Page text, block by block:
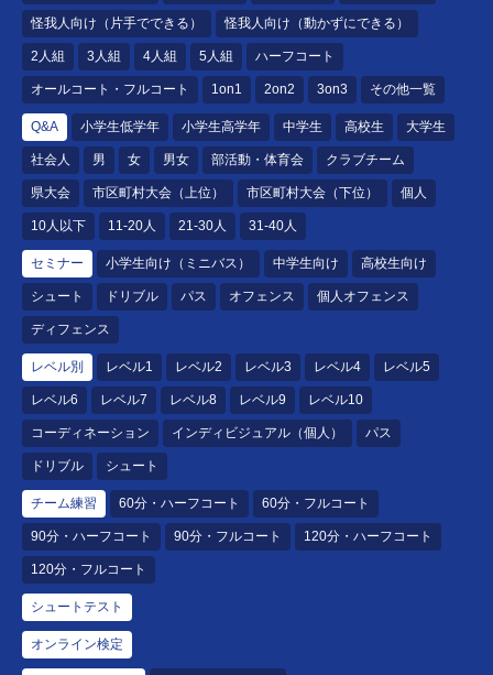
怪我人向け（片手でできる） 怪我人向け（動かずにできる）
2人組 3人組 4人組 5人組 ハーフコート
オールコート・フルコート 1on1 2on2 3on3 その他一覧
Q&A 小学生低学年 小学生高学年 中学生 高校生 大学生
社会人 男 女 男女 部活動・体育会 クラブチーム
県大会 市区町村大会（上位） 市区町村大会（下位） 個人
10人以下 11-20人 21-30人 31-40人
セミナー 小学生向け（ミニバス） 中学生向け 高校生向け
シュート ドリブル パス オフェンス 個人オフェンス
ディフェンス
レベル別 レベル1 レベル2 レベル3 レベル4 レベル5
レベル6 レベル7 レベル8 レベル9 レベル10
コーディネーション インディビジュアル（個人） パス
ドリブル シュート
チーム練習 60分・ハーフコート 60分・フルコート
90分・ハーフコート 90分・フルコート 120分・ハーフコート
120分・フルコート
シュートテスト
オンライン検定